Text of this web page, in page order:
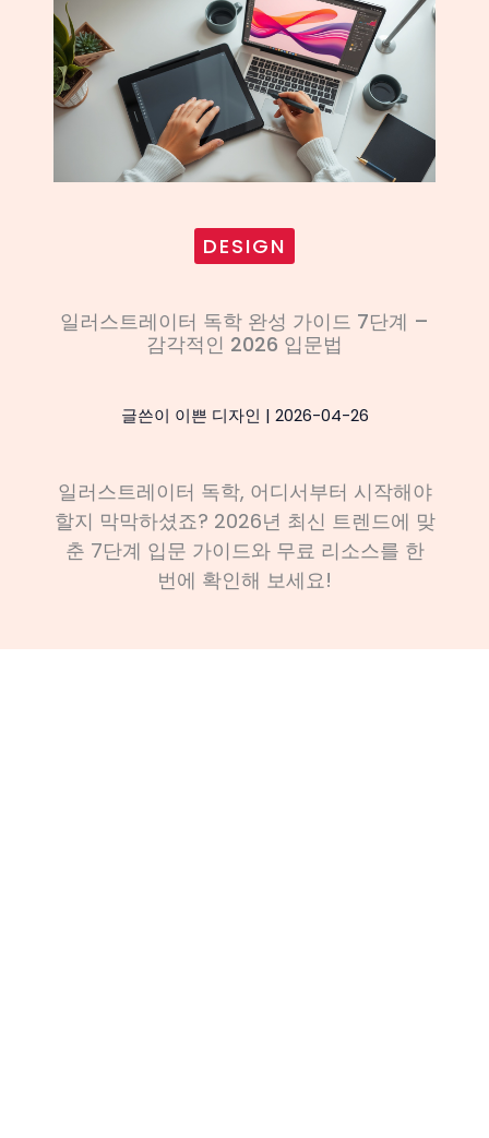
DESIGN
일러스트레이터 독학 완성 가이드 7단계 –
감각적인 2026 입문법
글쓴이 이쁜 디자인 | 2026-04-26
일러스트레이터 독학, 어디서부터 시작해야
할지 막막하셨죠? 2026년 최신 트렌드에 맞
춘 7단계 입문 가이드와 무료 리소스를 한
번에 확인해 보세요!